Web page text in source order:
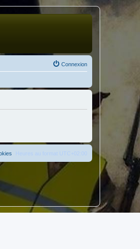
Connexion
Heures au format UTC+02:00